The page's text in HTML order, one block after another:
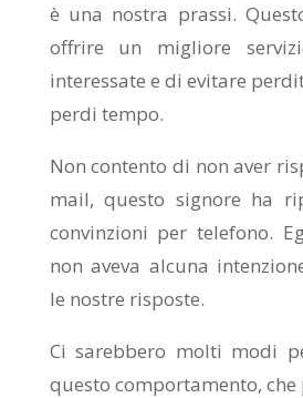
è una nostra prassi.
offrire un migliore
interessate e di evitare
perdi tempo.
Non contento di non aver
mail, questo signore ha
convinzioni per telefono.
non aveva alcuna
le nostre risposte.
Ci sarebbero molti modi
questo comportamento,